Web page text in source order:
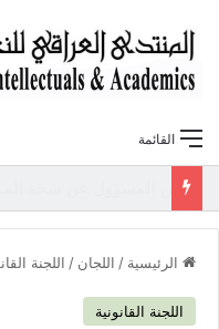
القائمة
الرئيسية / اللجان / اللجنة
اللجنة القانونية